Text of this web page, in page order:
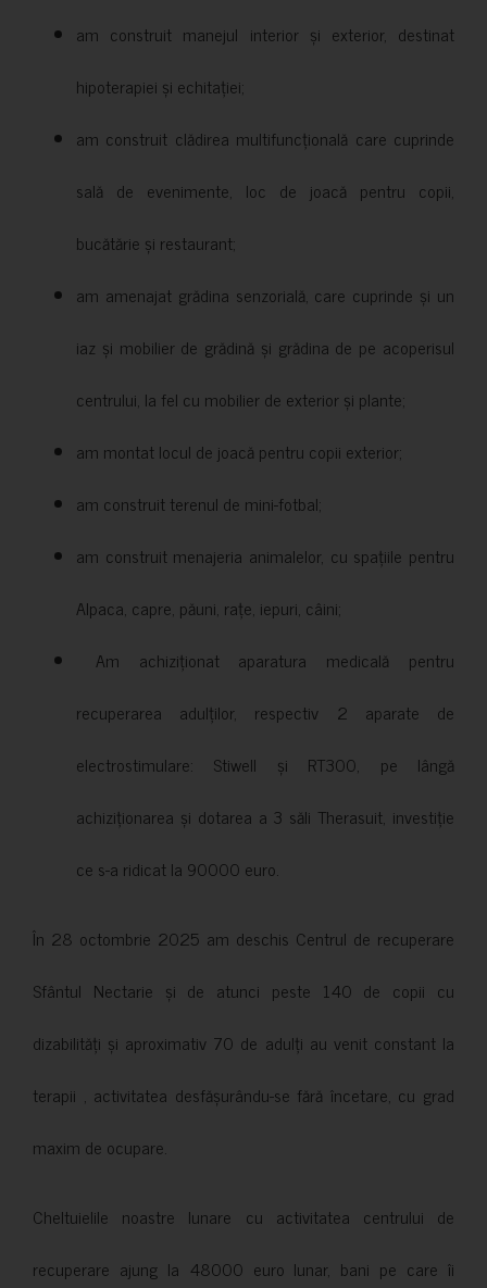
am construit manejul interior și exterior, destinat
hipoterapiei și echitației;
am construit clădirea multifuncțională care cuprinde
sală de evenimente, loc de joacă pentru copii,
bucătărie și restaurant;
am amenajat grădina senzorială, care cuprinde și un
iaz și mobilier de grădină și grădina de pe acoperisul
centrului, la fel cu mobilier de exterior și plante;
am montat locul de joacă pentru copii exterior;
am construit terenul de mini-fotbal;
am construit menajeria animalelor, cu spațiile pentru
Alpaca, capre, păuni, rațe, iepuri, câini;
Am achiziționat aparatura medicală pentru
recuperarea adulților, respectiv 2 aparate de
electrostimulare: Stiwell și RT300, pe lângă
achiziționarea și dotarea a 3 săli Therasuit, investiție
ce s-a ridicat la 90000 euro.
În 28 octombrie 2025 am deschis Centrul de recuperare
Sfântul Nectarie și de atunci peste 140 de copii cu
dizabilități și aproximativ 70 de adulți au venit constant la
terapii , activitatea desfășurându-se fără încetare, cu grad
maxim de ocupare.
Cheltuielile noastre lunare cu activitatea centrului de
recuperare ajung la 48000 euro lunar, bani pe care îi